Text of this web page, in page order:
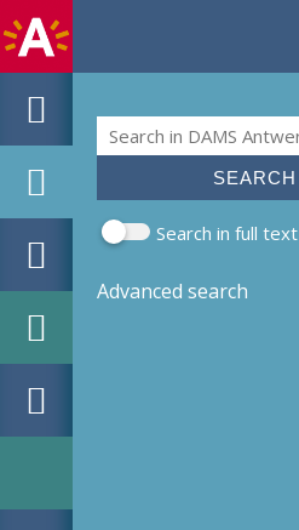
Search form
Search
Search in full text
Advanced search